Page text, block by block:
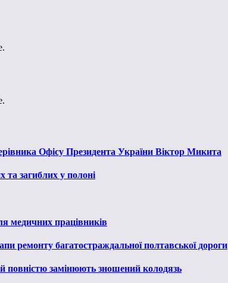
Офісу Президента України Віктор Микита
та загиблих у полоні
медичних працівників
ремонту багатостраждальної полтавської дороги
повністю замінюють зношений колодязь